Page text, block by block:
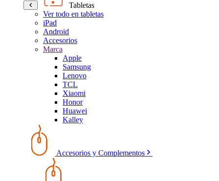
Tabletas
Ver todo en tabletas
iPad
Android
Accesorios
Marca
Apple
Samsung
Lenovo
TCL
Xiaomi
Honor
Huawei
Kalley
Accesorios y Complementos